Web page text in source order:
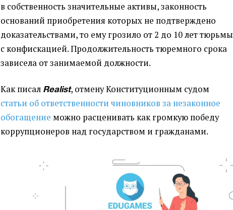
в собственность значительные активы, законность
оснований приобретения которых не подтверждено
доказательствами, то ему грозило от 2 до 10 лет тюрьмы
с конфискацией. Продолжительность тюремного срока
зависела от занимаемой должности.
Как писал Realist, отмену Конституционным судом
статьи об ответственности чиновников за незаконное
обогащение можно расценивать как громкую победу
коррупционеров над государством и гражданами.